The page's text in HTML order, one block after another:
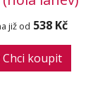
již od 538 Kč
Chci koupit